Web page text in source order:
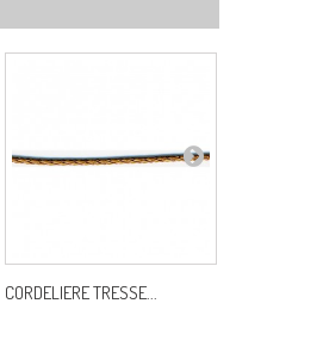
CORDELIERE TRESSE...